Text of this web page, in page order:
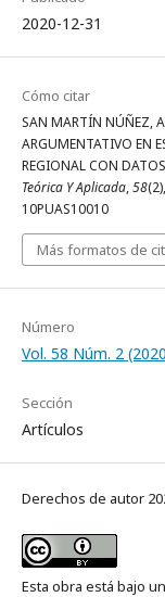
2020-12-31
Cómo citar
SAN MARTÍN NÚÑEZ,
ARGUMENTATIVO EN
REGIONAL CON DATOS
Teórica Y Aplicada,58
10PUAS10010
Más formatos de
Número
Vol. 58 Núm. 2
Sección
Artículos
Derechos de autor
Esta obra está bajo